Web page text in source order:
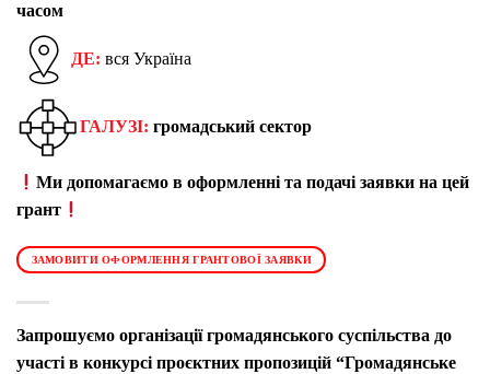
часом
ДЕ: вся Україна
ГАЛУЗІ: громадський сектор
Ми допомагаємо в оформленні та подачі заявки на цей
грант
ЗАМОВИТИ ОФОРМЛЕННЯ ГРАНТОВОЇ ЗАЯВКИ
Запрошуємо організації громадянського суспільства до
участі в конкурсі проєктних пропозицій “Громадянське